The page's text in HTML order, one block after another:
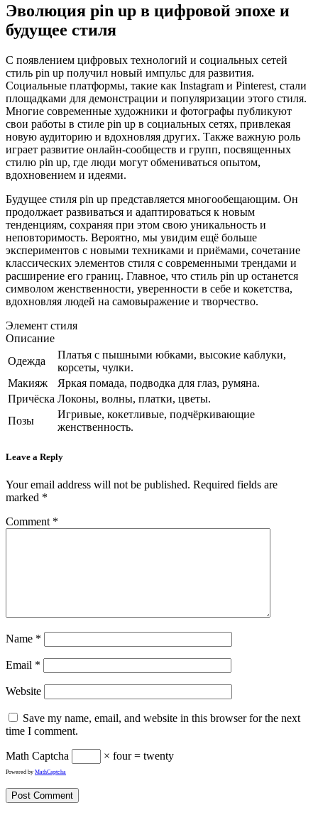
Эволюция pin up в цифровой эпохе и
будущее стиля
С появлением цифровых технологий и социальных сетей
стиль pin up получил новый импульс для развития.
Социальные платформы, такие как Instagram и Pinterest, стали
площадками для демонстрации и популяризации этого стиля.
Многие современные художники и фотографы публикуют
свои работы в стиле pin up в социальных сетях, привлекая
новую аудиторию и вдохновляя других. Также важную роль
играет развитие онлайн-сообществ и групп, посвященных
стилю pin up, где люди могут обмениваться опытом,
вдохновением и идеями.
Будущее стиля pin up представляется многообещающим. Он
продолжает развиваться и адаптироваться к новым
тенденциям, сохраняя при этом свою уникальность и
неповторимость. Вероятно, мы увидим ещё больше
экспериментов с новыми техниками и приёмами, сочетание
классических элементов стиля с современными трендами и
расширение его границ. Главное, что стиль pin up останется
символом женственности, уверенности в себе и кокетства,
вдохновляя людей на самовыражение и творчество.
Элемент стиля
Описание
Одежда
Платья с пышными юбками, высокие каблуки,
корсеты, чулки.
Макияж
Яркая помада, подводка для глаз, румяна.
Причёска Локоны, волны, платки, цветы.
Позы
Игривые, кокетливые, подчёркивающие
женственность.
Leave a Reply
Your email address will not be published. Required fields are
marked *
Comment *
Name *
Email *
Website
Save my name, email, and website in this browser for the next
time I comment.
Math Captcha × four = twenty
Powered by MathCaptcha